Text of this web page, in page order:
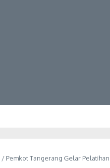
/ Pemkot Tangerang Gelar